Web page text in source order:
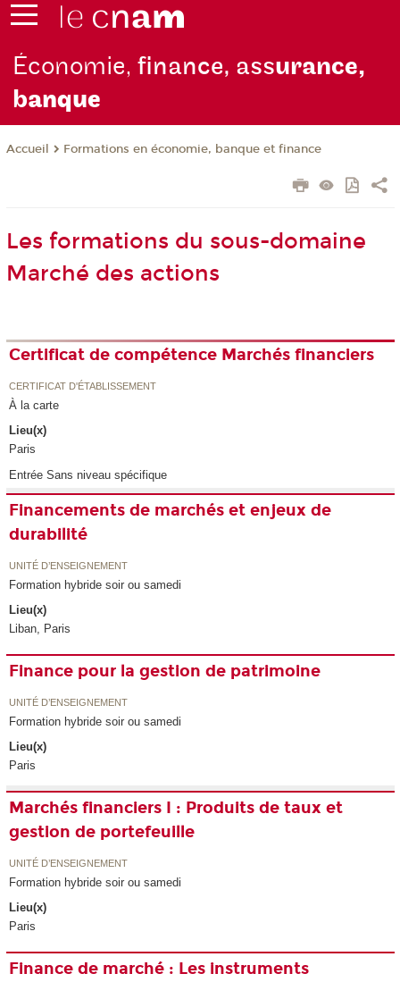
Économie,finance, assurance,
banque
Accueil Formations en économie, banque et finance
Les formations du sous-domaine
Marché des actions
Certificat de compétence Marchés financiers
CERTIFICAT D'ÉTABLISSEMENT
À la carte
Lieu(x)
Paris
Entrée Sans niveau spécifique
Financements de marchés et enjeux de
durabilité
UNITÉ D’ENSEIGNEMENT
Formation hybride soir ou samedi
Lieu(x)
Liban, Paris
Finance pour la gestion de patrimoine
UNITÉ D’ENSEIGNEMENT
Formation hybride soir ou samedi
Lieu(x)
Paris
Marchés financiers I : Produits de taux et
gestion de portefeuille
UNITÉ D’ENSEIGNEMENT
Formation hybride soir ou samedi
Lieu(x)
Paris
Finance de marché : Les instruments